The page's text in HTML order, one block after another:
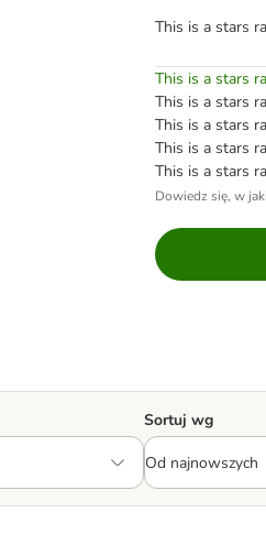
This is a stars
This is a stars
This is a stars
This is a stars
This is a stars
This is a stars
Dowiedz się, w
Sortuj wg